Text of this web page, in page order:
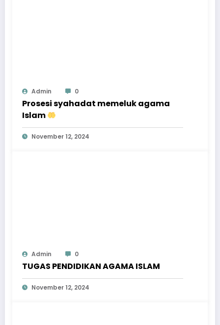
Admin 0
Prosesi syahadat memeluk agama
Islam
November 12, 2024
Admin 0
TUGAS PENDIDIKAN AGAMA ISLAM
November 12, 2024